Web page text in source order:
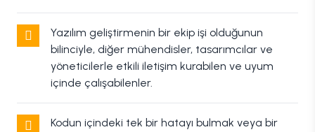
Yazılım geliştirmenin bir ekip işi olduğunun
bilinciyle, diğer mühendisler, tasarımcılar ve
yöneticilerle etkili iletişim kurabilen ve uyum
içinde çalışabilenler.
Kodun içindeki tek bir hatayı bulmak veya bir